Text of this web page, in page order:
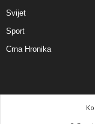
Svijet
Sport
Crna Hronika